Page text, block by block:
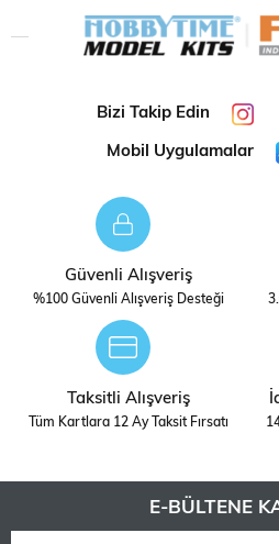
Bizi Takip Edin
Mobil Uygulamalar
Güvenli Alışveriş
%100 Güvenli Alışveriş Desteği
Taksitli Alışveriş
Tüm Kartlara 12 Ay Taksit Fırsatı
E-BÜLTENE